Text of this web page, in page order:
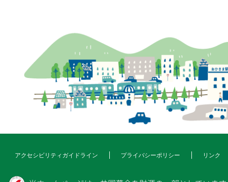
アクセシビリティガイドライン プライバシーポリシー リンク